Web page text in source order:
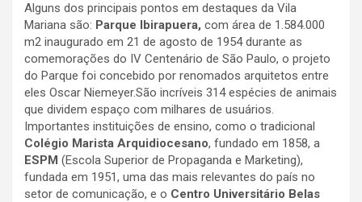
Alguns dos principais pontos em destaques da Vila
Mariana são: Parque Ibirapuera, com área de 1.584.000
m2 inaugurado em 21 de agosto de 1954 durante as
comemorações do IV Centenário de São Paulo, o projeto
do Parque foi concebido por renomados arquitetos entre
eles Oscar Niemeyer.São incríveis 314 espécies de animais
que dividem espaço com milhares de usuários.
Importantes instituições de ensino, como o tradicional
Colégio Marista Arquidiocesano, fundado em 1858, a
ESPM (Escola Superior de Propaganda e Marketing),
fundada em 1951, uma das mais relevantes do país no
setor de comunicação, e o Centro Universitário Belas